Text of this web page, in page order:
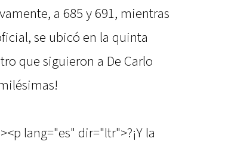
a 685 y 691, mientras
se ubicó en la quinta
que siguieron a De Carlo
lang="es" dir="ltr">?¡Y la